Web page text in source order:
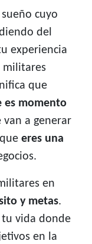
cuyo
del
experiencia
militares
que
es momento
van a generar
eres una
en
y metas.
tu vida donde
en la